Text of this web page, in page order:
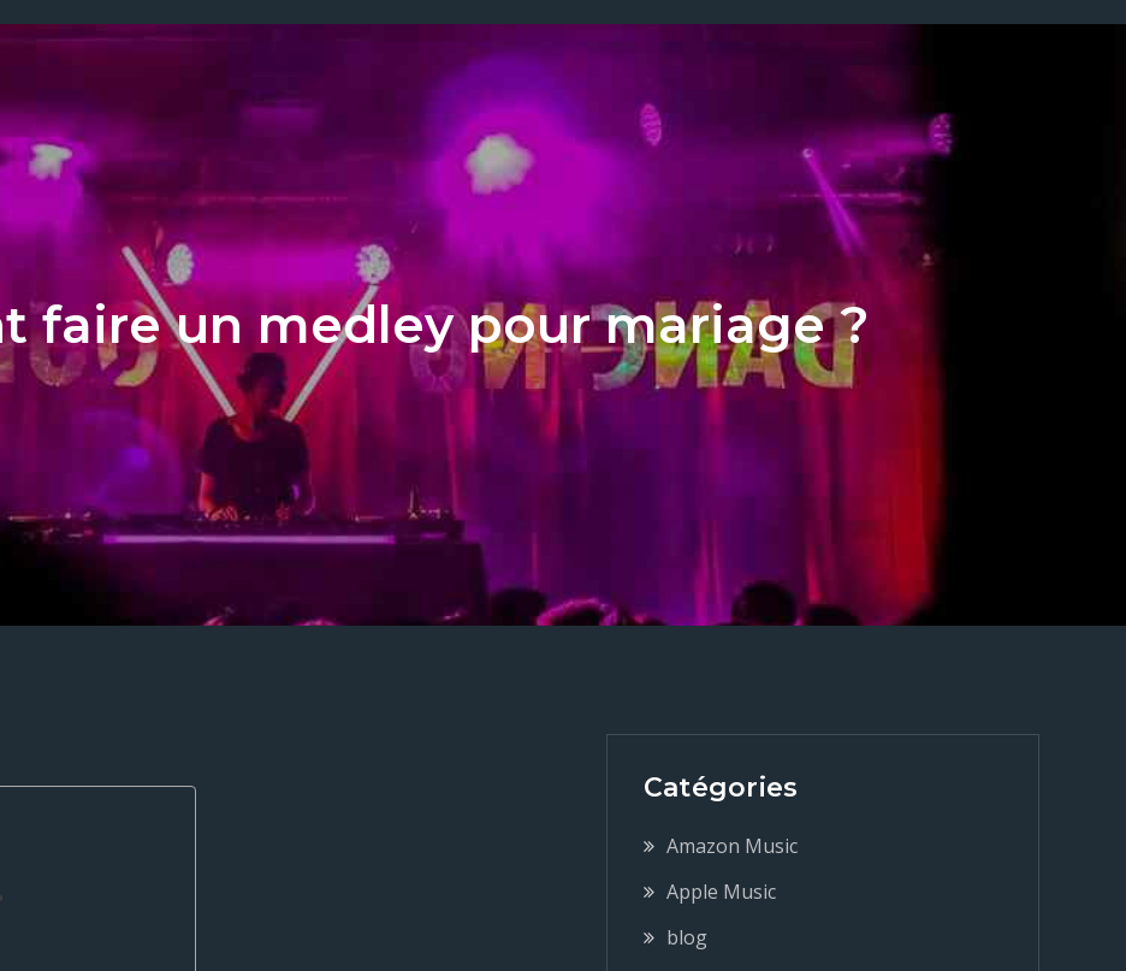
faire un medley pour mariage ?
Catégories
Amazon Music
Apple Music
blog